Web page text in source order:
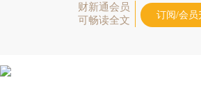
财新通会员
可畅读全文
订阅/会员